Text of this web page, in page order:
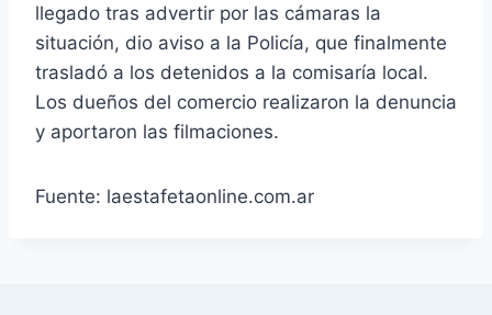
llegado tras advertir por las cámaras la
situación, dio aviso a la Policía, que finalmente
trasladó a los detenidos a la comisaría local.
Los dueños del comercio realizaron la denuncia
y aportaron las filmaciones.
Fuente: laestafetaonline.com.ar